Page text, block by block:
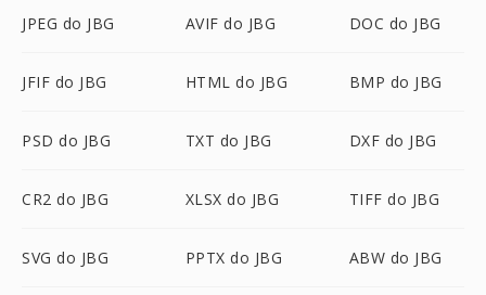
JPEG do JBG AVIF do JBG DOC do JBG
JFIF do JBG HTML do JBG BMP do JBG
PSD do JBG TXT do JBG DXF do JBG
CR2 do JBG XLSX do JBG TIFF do JBG
SVG do JBG PPTX do JBG ABW do JBG